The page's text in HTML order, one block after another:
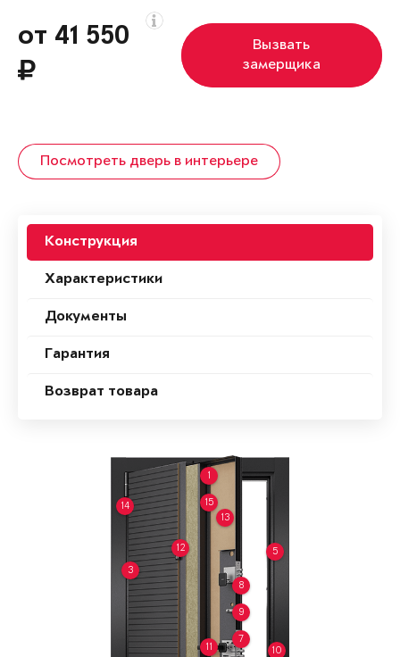
от 41 550
Вызвать
замерщика
Посмотреть дверь в интерьере
Конструкция
Характеристики
Документы
Гарантия
Возврат товара
1
3
5
7
8
9
10
11
12
13
14 15